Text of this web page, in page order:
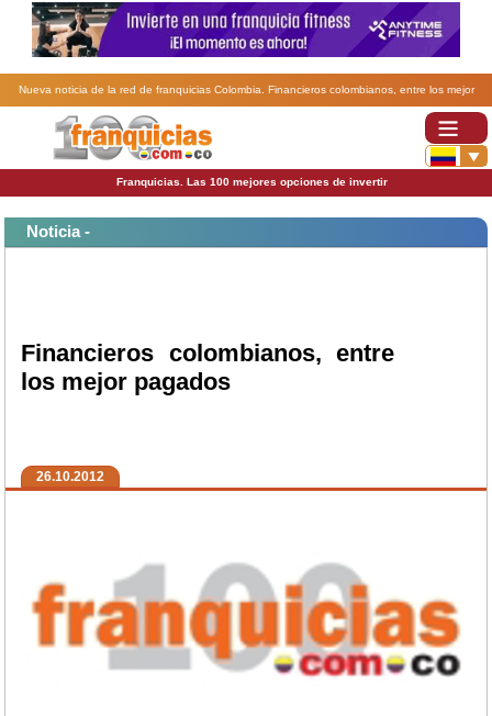
Nueva noticia de la red de franquicias Colombia. Financieros colombianos, entre los mejor
Franquicias. Las 100 mejores opciones de invertir
Noticia -
Financieros colombianos, entre
los mejor pagados
26.10.2012